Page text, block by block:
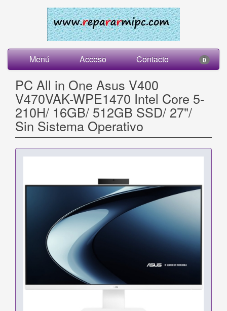
Menú Acceso Contacto 0
PC All in One Asus V400
V470VAK-WPE1470 Intel Core 5-
210H/ 16GB/ 512GB SSD/ 27"/
Sin Sistema Operativo